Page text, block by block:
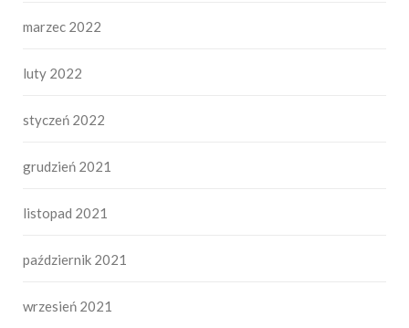
marzec 2022
luty 2022
styczeń 2022
grudzień 2021
listopad 2021
październik 2021
wrzesień 2021